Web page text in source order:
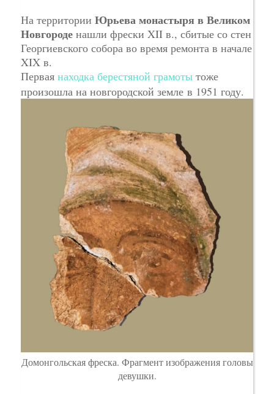
На территории Юрьева монастыря в Великом
Новгороде нашли фрески XII в., сбитые со стен
Георгиевского собора во время ремонта в начале
XIX в.
Первая находка берестяной грамоты тоже
произошла на новгородской земле в 1951 году.
Домонгольская фреска. Фрагмент изображения головы
девушки.